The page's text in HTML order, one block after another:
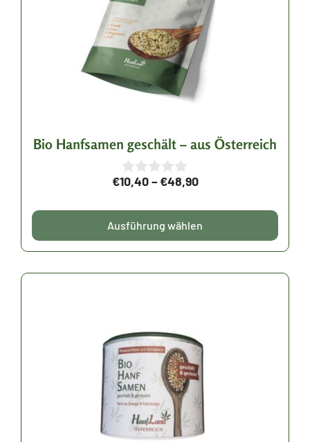
Bio Hanfsamen geschält – aus Österreich
0
o
n
5
€10,40 –€48,90Preisspanne:
€48,90
Ausführung wählen
Optionen
der
werden